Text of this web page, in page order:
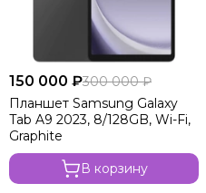
150 000 ₽300 000 ₽
Планшет Samsung Galaxy
Tab A9 2023, 8/128GB, Wi-Fi,
Graphite
В корзину